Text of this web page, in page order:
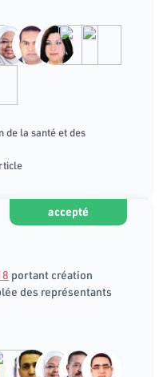
de la santé et des
accepté
portant création
des représentants